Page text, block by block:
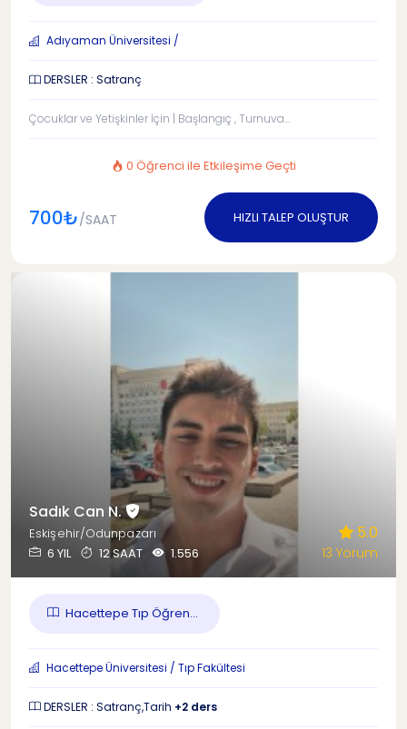
Adıyaman Üniversitesi /
DERSLER : Satranç
Çocuklar ve Yetişkinler İçin | Başlangıç , Turnuva...
0 Öğrenci ile Etkileşime Geçti
700₺/SAAT HIZLI TALEP OLUŞTUR
Sadık Can N.
Eskişehir/Odunpazarı
6 YIL
12 SAAT 1.556
5.0
13 Yorum
Hacettepe Tıp Öğren...
Hacettepe Üniversitesi / Tıp Fakültesi
DERSLER : Satranç,Tarih +2 ders